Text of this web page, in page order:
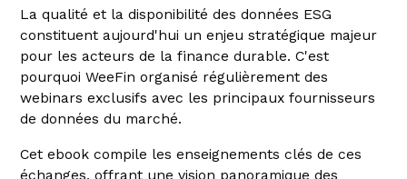
La qualité et la disponibilité des données ESG
constituent aujourd'hui un enjeu stratégique majeur
pour les acteurs de la finance durable. C'est
pourquoi WeeFin organisé régulièrement des
webinars exclusifs avec les principaux fournisseurs
de données du marché.
Cet ebook compile les enseignements clés de ces
échanges, offrant une vision panoramique des